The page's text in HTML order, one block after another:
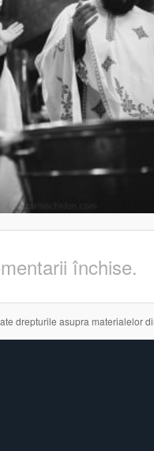
închise.
drepturile asupra materialelor